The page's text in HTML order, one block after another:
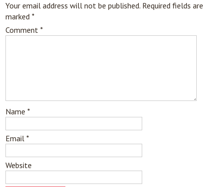
Your email address will not be published. Required fields are
marked*
Comment*
Name*
Email*
Website